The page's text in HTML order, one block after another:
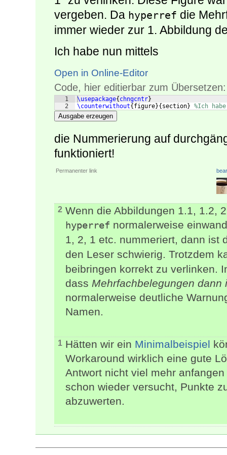
vergeben. Da hyperref die
immer wieder zur 1. Abbildung
Ich habe nun mittels
Open in Online-Editor
Code, hier editierbar zum Übersetzen:
1
2
\usepackage{ chngcntr}
\counterwithout{ figure}{ section} %Ich
Ausgabe erzeugen
die Nummerierung auf
funktioniert!
Permanenter link
2 Wenn die Abbildungen 1.1, 1.2,
hyperref normalerweise
1, 2, 1 etc. nummeriert, dann ist
den Leser schwierig. Trotzdem
beibringen korrekt zu verlinken.
dass Mehrfachbelegungen dann
normalerweise deutliche
Namen.
1 Hätten wir ein Minimalbeispiel
Workaround wirklich eine gute
Antwort nicht viel mehr
schon wieder versucht, Punkte
abzuwerten.